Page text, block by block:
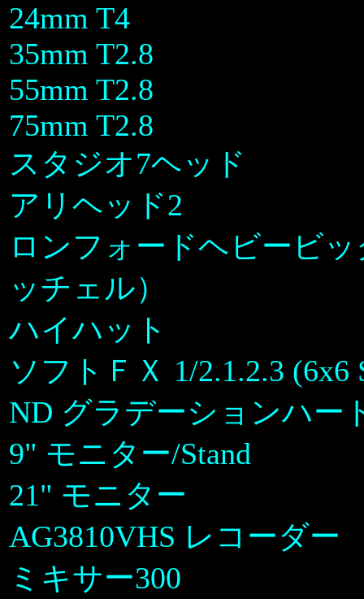
24mm T4
35mm T2.8
55mm T2.8
75mm T2.8
スタジオ7ヘッド
アリヘッド2
ロンフォードヘビービ
ッチェル）
ハイハット
ソフトＦＸ 1/2.1.2.3 (6x6
ND グラデーションハー
9" モニター/Stand
21" モニター
AG3810VHS レコーダー
ミキサー300